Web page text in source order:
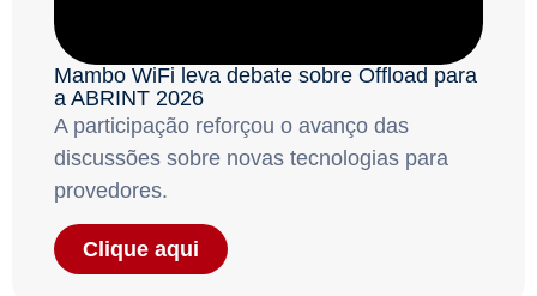
Mambo WiFi leva debate sobre Offload para
a ABRINT 2026
A participação reforçou o avanço das
discussões sobre novas tecnologias para
provedores.
Clique aqui